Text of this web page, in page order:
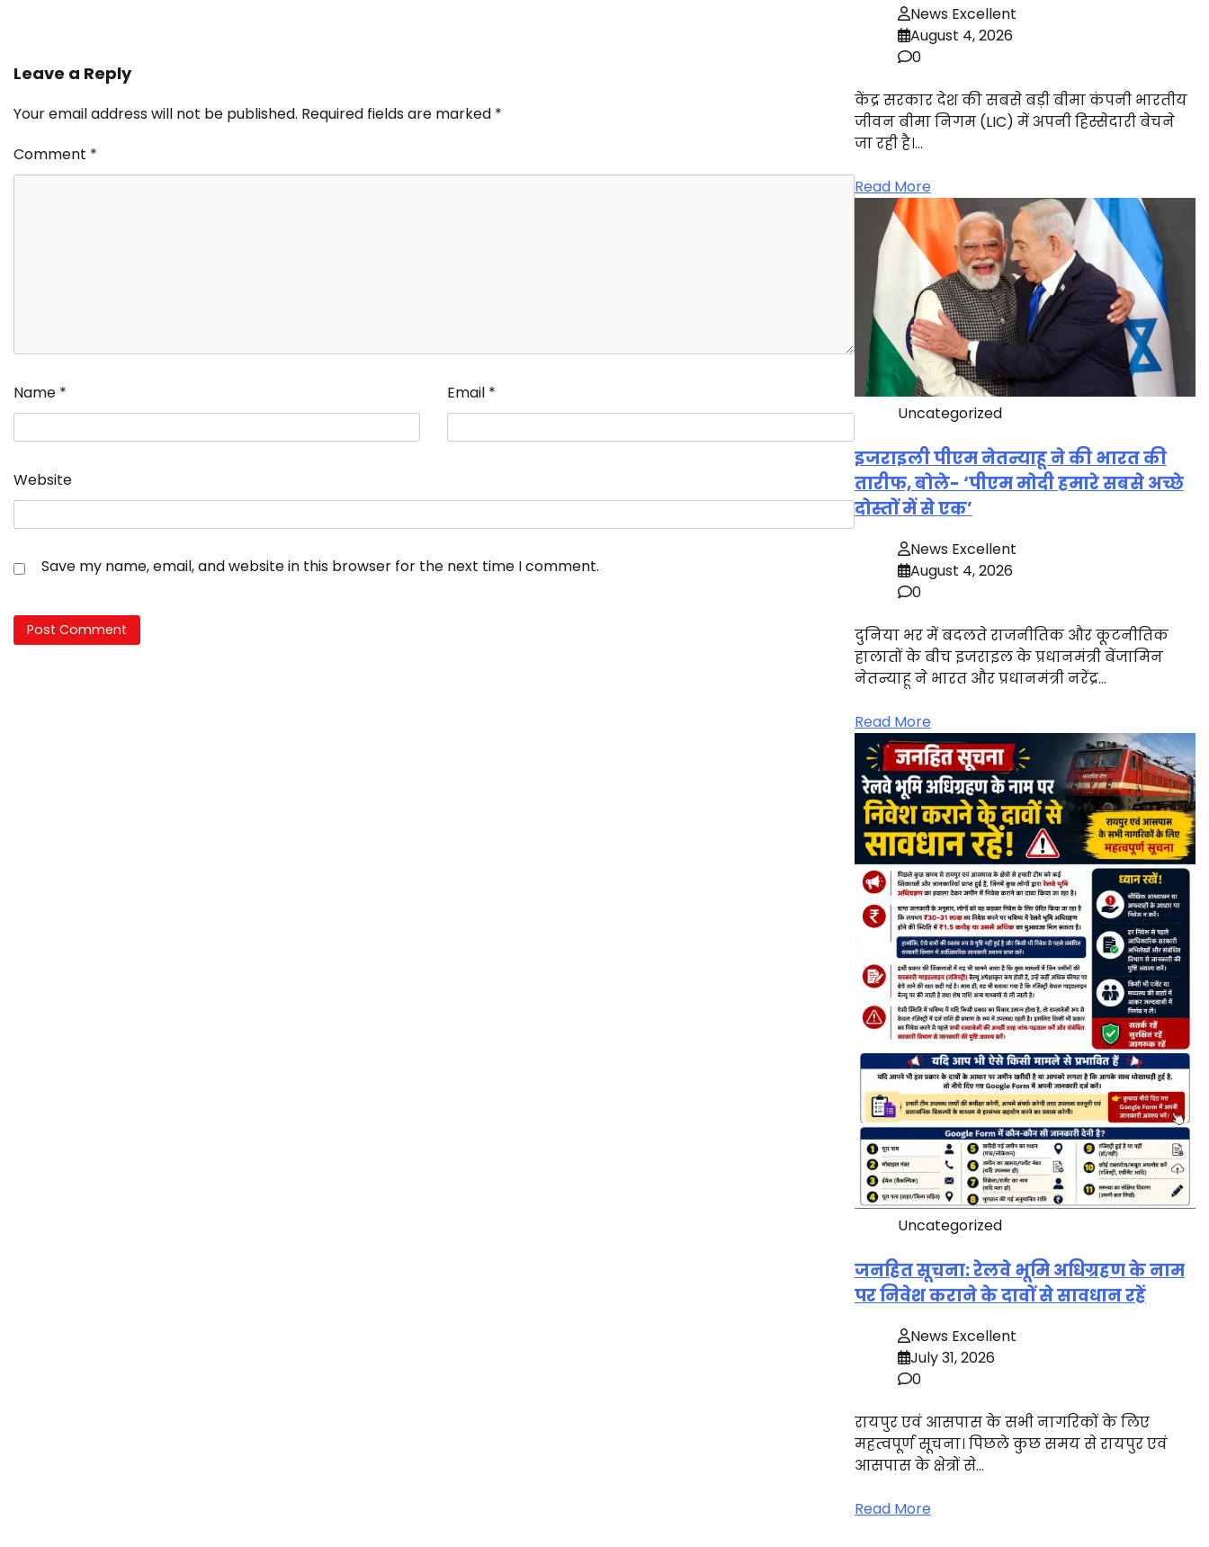
Leave a Reply
Your email address will not be published. Required fields are marked *
Comment *
Name * Email *
Website
Save my name, email, and website in this browser for the next time I comment.
News Excellent
August 4, 2026
0
केंद्र सरकार देश की सबसे बड़ी बीमा कंपनी भारतीय
जीवन बीमा निगम (LIC) में अपनी हिस्सेदारी बेचने
जा रही है।…
Read More
Uncategorized
इजराइली पीएम नेतन्याहू ने की भारत की
तारीफ, बोले- ‘पीएम मोदी हमारे सबसे अच्छे
दोस्तों में से एक’
News Excellent
August 4, 2026
0
दुनिया भर में बदलते राजनीतिक और कूटनीतिक
हालातों के बीच इजराइल के प्रधानमंत्री बेंजामिन
नेतन्याहू ने भारत और प्रधानमंत्री नरेंद्र…
Read More
Uncategorized
जनहित सूचना: रेलवे भूमि अधिग्रहण के नाम
पर निवेश कराने के दावों से सावधान रहें
News Excellent
July 31, 2026
0
रायपुर एवं आसपास के सभी नागरिकों के लिए
महत्वपूर्ण सूचना। पिछले कुछ समय से रायपुर एवं
आसपास के क्षेत्रों से…
Read More